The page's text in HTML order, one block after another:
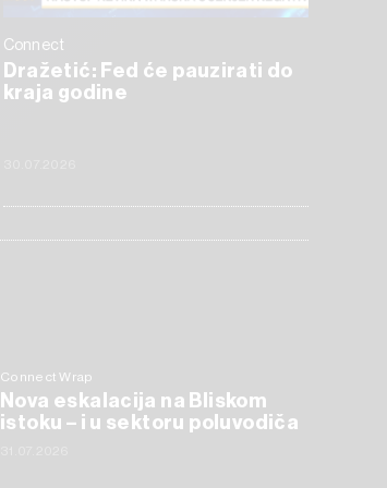
Connect
Dražetić: Fed će pauzirati do
kraja godine
Connect Wrap
Nova eskalacija na Bliskom
istoku – i u sektoru poluvodiča